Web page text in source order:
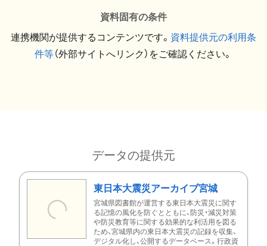
資料固有の条件
連携機関が提供するコンテンツです。 資料提供元の利用条
件等（外部サイトへリンク）をご確認ください。
データの提供元
東日本大震災アーカイブ宮城
宮城県図書館が運営する東日本大震災に関す
る記憶の風化を防ぐとともに、防災・減災対策
や防災教育等に関する効果的な利活用を図る
ため、宮城県内の東日本大震災の記録を収集、
デジタル化し、公開するデータベース。行政資